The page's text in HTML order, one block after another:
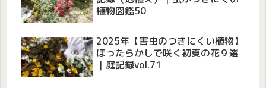
植物図鑑50
2025年【害虫のつきにくい植物】
ほったらかしで咲く初夏の花９選
｜庭記録vol.71